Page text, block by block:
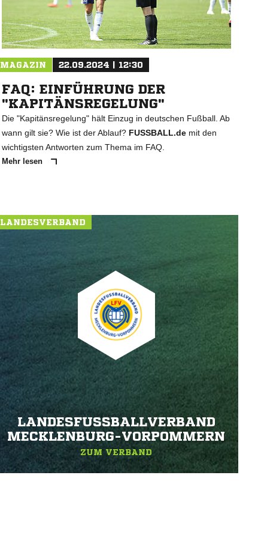
MAGAZIN 22.09.2024 | 12:30
FAQ: EINFÜHRUNG DER
"KAPITÄNSREGELUNG"
Die "Kapitänsregelung" hält Einzug in deutschen Fußball. Ab
wann gilt sie? Wie ist der Ablauf? FUSSBALL.de mit den
wichtigsten Antworten zum Thema im FAQ.
Mehr lesen
LANDESVERBAND
LANDESFUSSBALLVERBAND M
ECKLENBURG-VORPOMMERN
ZUM VERBAND